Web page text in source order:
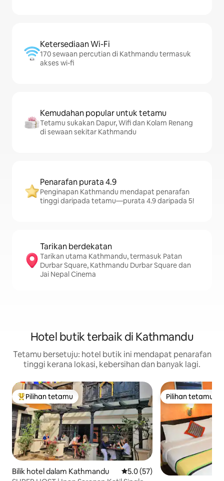
Ketersediaan Wi-Fi
170 sewaan percutian di Kathmandu termasuk
akses wi-fi
Kemudahan popular untuk tetamu
Tetamu sukakan Dapur, Wifi dan Kolam Renang
di sewaan sekitar Kathmandu
Penarafan purata 4.9
Penginapan Kathmandu mendapat penarafan
tinggi daripada tetamu—purata 4.9 daripada 5!
Tarikan berdekatan
Tarikan utama Kathmandu, termasuk Patan
Durbar Square, Kathmandu Durbar Square dan
Jai Nepal Cinema
Hotel butik terbaik di Kathmandu
Tetamu bersetuju: hotel butik ini mendapat penarafan
tinggi kerana lokasi, kebersihan dan banyak lagi.
Pilihan utama tetamu
Pilihan tetamu
Bilik hotel dalam Kathmandu Penarafan purata 5.0
5.0 (57)
Pilihan tetamu
Pilihan tetamu